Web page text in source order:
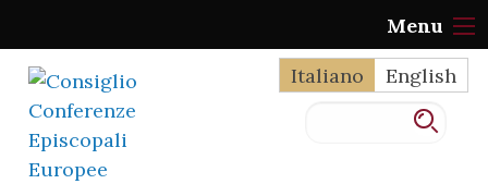
to
content
Menu
Italiano
English